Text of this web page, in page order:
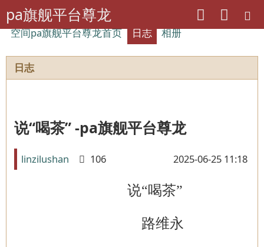
pa旗舰平台尊龙
空间pa旗舰平台尊龙首页 日志 相册
日志
说“喝茶” -pa旗舰平台尊龙
linzilushan 106 2025-06-25 11:18
说“喝茶”
路维永